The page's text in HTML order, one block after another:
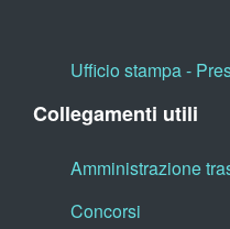
Ufficio stampa -
Collegamenti utili
Amministrazione
Concorsi